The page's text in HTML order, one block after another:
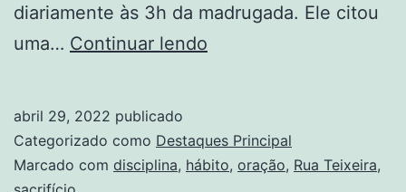
diariamente às 3h da madrugada. Ele citou
uma… Continuar lendo
revela
disciplina
abril 29, 2022 publicado
Categorizado como Destaques Principal
Marcado com disciplina, hábito, oração, Rua Teixeira,